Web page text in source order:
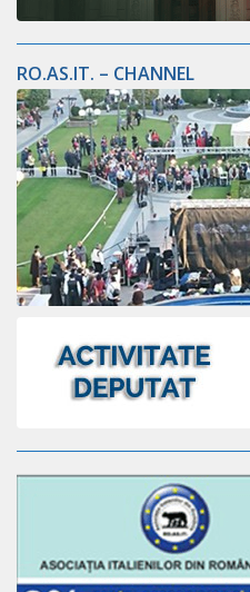
RO.AS.IT. – CHANNEL